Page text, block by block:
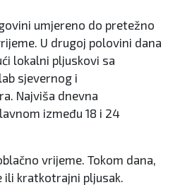
umjereno do pretežno
U drugoj polovini dana
lokalni pljuskovi sa
sjevernog i
Najviša dnevna
između 18 i 24
vrijeme. Tokom dana,
ili kratkotrajni pljusak.